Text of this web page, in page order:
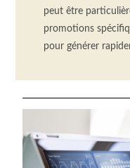
peut être
promotions
pour générer